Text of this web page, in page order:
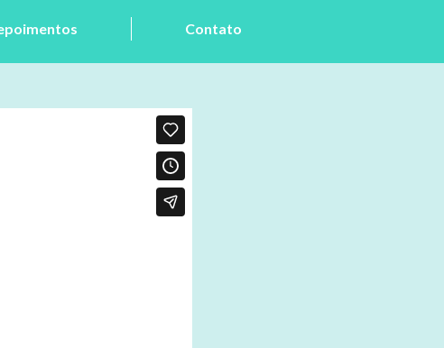
Contato